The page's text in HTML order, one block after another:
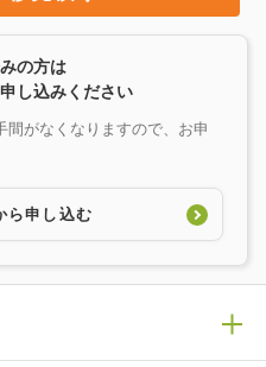
の方は
し込みください
間がなくなりますので、お申
ら申し込む